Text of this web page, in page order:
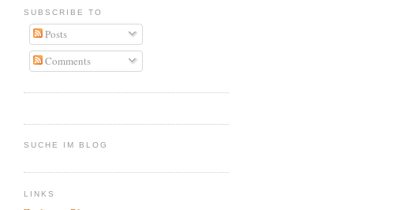
SUBSCRIBE TO
Posts
Comments
SUCHE IM BLOG
LINKS